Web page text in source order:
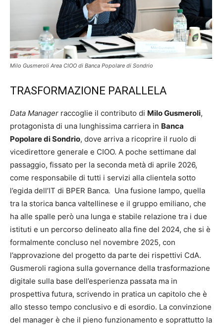
Milo Gusmeroli Area CIOO di Banca Popolare di Sondrio
TRASFORMAZIONE PARALLELA
Data Manager raccoglie il contributo di Milo Gusmeroli,
protagonista di una lunghissima carriera in Banca
Popolare di Sondrio, dove arriva a ricoprire il ruolo di
vicedirettore generale e CIOO. A poche settimane dal
passaggio, fissato per la seconda metà di aprile 2026,
come responsabile di tutti i servizi alla clientela sotto
l’egida dell’IT di BPER Banca. Una fusione lampo, quella
tra la storica banca valtellinese e il gruppo emiliano, che
ha alle spalle però una lunga e stabile relazione tra i due
istituti e un percorso delineato alla fine del 2024, che si è
formalmente concluso nel novembre 2025, con
l’approvazione del progetto da parte dei rispettivi CdA.
Gusmeroli ragiona sulla governance della trasformazione
digitale sulla base dell’esperienza passata ma in
prospettiva futura, scrivendo in pratica un capitolo che è
allo stesso tempo conclusivo e di esordio. La convinzione
del manager è che il pieno funzionamento e soprattutto la